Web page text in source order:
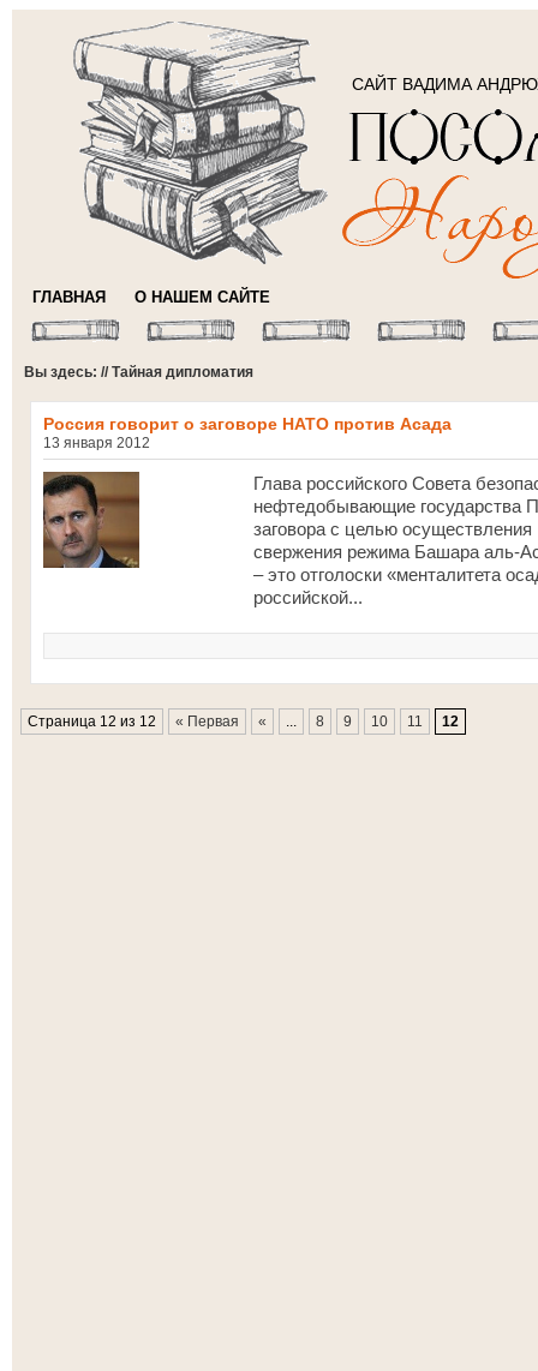
САЙТ ВАДИМА
ГЛАВНАЯ О НАШЕМ САЙТЕ
Вы здесь: // Тайная дипломатия
Россия говорит о заговоре НАТО против Асада
13 января 2012
Глава российского Совета
нефтедобывающие государства
заговора с целью
свержения режима Башара аль-
– это отголоски «менталитета
российской...
Страница 12 из 12 « Первая « ... 8 9 10 11 12